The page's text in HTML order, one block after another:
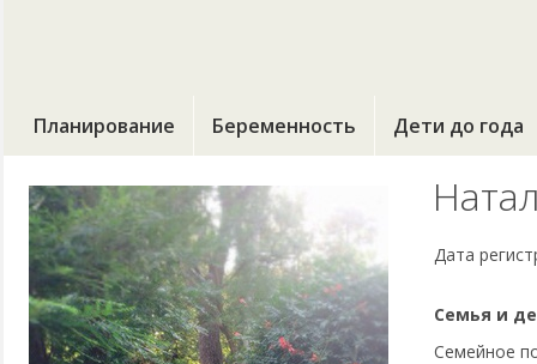
Планирование Беременность Дети до года
Дата
Семья и
Семейное